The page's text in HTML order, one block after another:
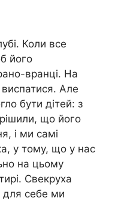
Коли все
його
вранці. На
Але
бути дітей: з
що його
і ми самі
у тому, що у нас
на цьому
Свекруха
для себе ми